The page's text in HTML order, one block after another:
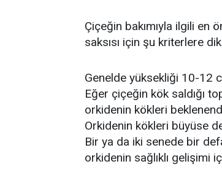
Çiçeğin bakımıyla ilgili en
saksısı için şu kriterlere
Genelde yüksekliği 10-12
Eğer çiçeğin kök saldığı
orkidenin kökleri
Orkidenin kökleri büyüse
Bir ya da iki senede bir
orkidenin sağlıklı gelişimi